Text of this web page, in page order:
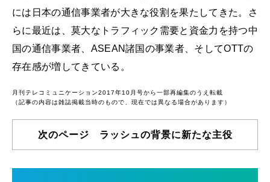
には日本の通信事業者が大きな役割を果たしてきた。さ
らに最近は、莫大なトラフィック需要と資金力を持つ中
国の通信事業者、ASEAN諸国の事業者、そしてOTTの
存在感が増してきている。
月刊テレコミュニケーション2017年10月号から一部再編集のうえ転載
（記事の内容は雑誌掲載当時のもので、現在では異なる場合があります）
次のページ ラッシュの背景に新たな主役